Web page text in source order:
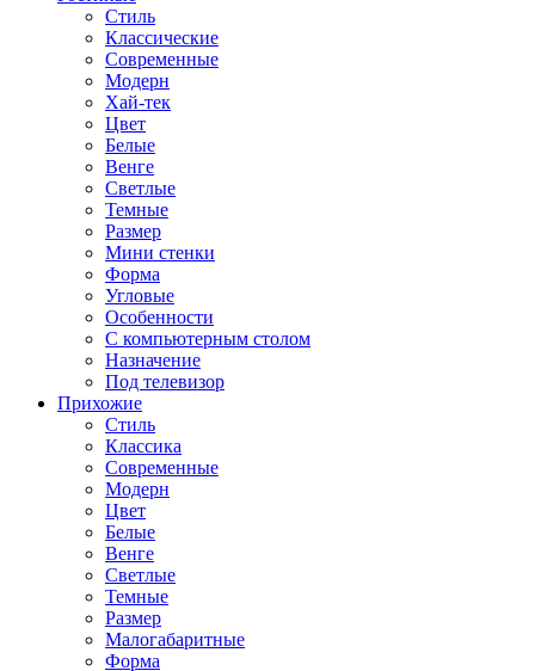
Стиль
Классические
Современные
Модерн
Хай-тек
Цвет
Белые
Венге
Светлые
Темные
Размер
Мини стенки
Форма
Угловые
Особенности
С компьютерным столом
Назначение
Под телевизор
Прихожие
Стиль
Классика
Современные
Модерн
Цвет
Белые
Венге
Светлые
Темные
Размер
Малогабаритные
Форма